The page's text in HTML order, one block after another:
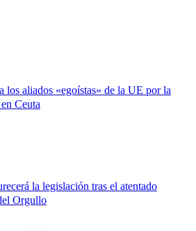
los aliados «egoístas» de la UE por la
Ceuta
la legislación tras el atentado
Orgullo